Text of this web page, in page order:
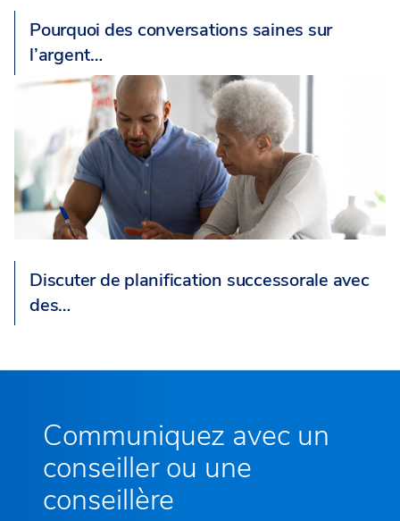
Pourquoi des conversations saines sur
l’argent…
Discuter de planification successorale avec
des…
Communiquez avec un
conseiller ou une
conseillère